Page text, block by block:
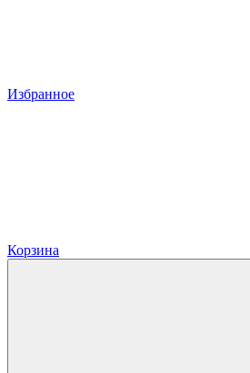
Избранное
Корзина